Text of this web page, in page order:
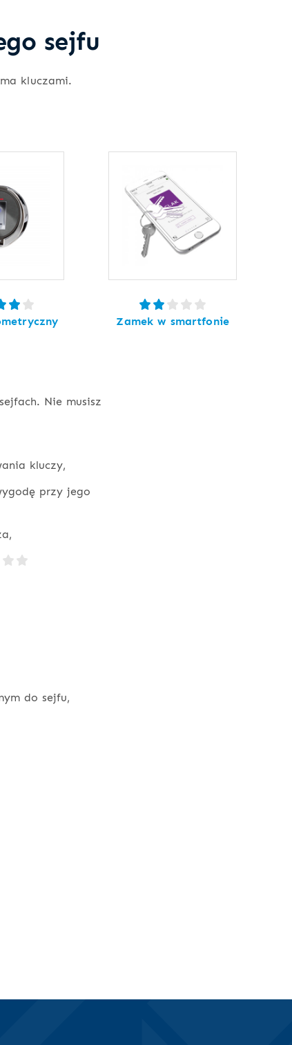
sejfu
kluczami.
Zamek w smartfonie
Nie musisz
kluczy,
przy jego
do sejfu,